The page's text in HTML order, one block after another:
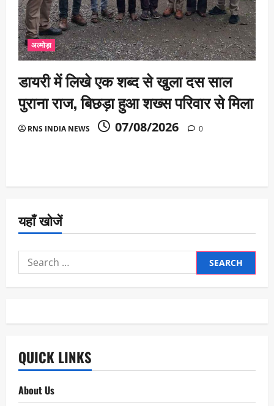
अल्मोड़ा
डायरी में लिखे एक शब्द से खुला दस साल
पुराना राज, बिछड़ा हुआ शख्स परिवार से मिला
RNS INDIA NEWS 07/08/2026 0
यहाँ खोजें
Search
for:
QUICK LINKS
About Us